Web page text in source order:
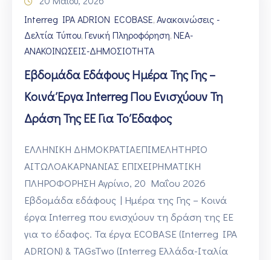
Interreg IPA ADRION ECOBASE‚ Ανακοινώσεις -
Δελτία Τύπου‚ Γενική Πληροφόρηση‚ ΝΕΑ-
ΑΝΑΚΟΙΝΩΣΕΙΣ-ΔΗΜΟΣΙΟΤΗΤΑ
Εβδομάδα Εδάφους Ημέρα Της Γης –
Κοινά Έργα Interreg Που Ενισχύουν Τη
Δράση Της ΕΕ Για Το Έδαφος
ΕΛΛΗΝΙΚΗ ΔΗΜΟΚΡΑΤΙΑΕΠΙΜΕΛΗΤΗΡΙΟ
ΑΙΤΩΛΟΑΚΑΡΝΑΝΙΑΣ ΕΠΙΧΕΙΡΗΜΑΤΙΚΗ
ΠΛΗΡΟΦΟΡΗΣΗ Αγρίνιο, 20 Μαΐου 2026
Εβδομάδα εδάφους | Ημέρα της Γης – Κοινά
έργα Interreg που ενισχύουν τη δράση της ΕΕ
για το έδαφος. Τα έργα ECOBASE (Interreg IPA
ADRION) & TAGsTwo (Interreg Ελλάδα-Ιταλία